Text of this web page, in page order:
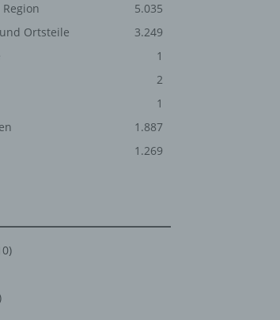
5.035
Ortsteile
3.249
1
2
1
1.887
1.269